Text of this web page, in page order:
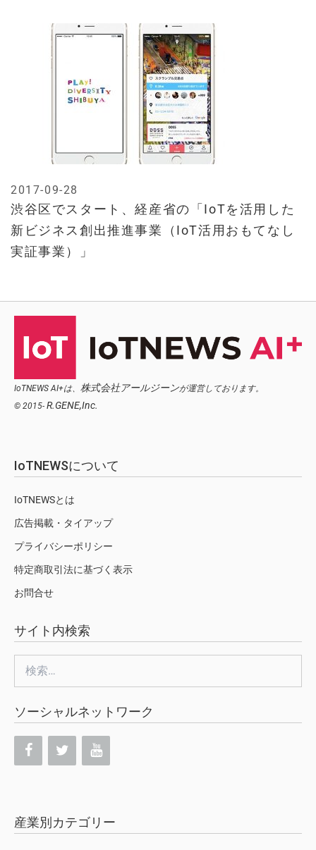
渋谷区でスタート、経産省の「IoTを活用した
新ビジネス創出推進事業（IoT活用おもてなし
実証事業）」
2017-09-28
IoTNEWS AI+は、 株式会社アールジーンが運営しております。
© 2015- R.GENE,Inc.
IoTNEWSについて
IoTNEWSとは
広告掲載・タイアップ
プライバシーポリシー
特定商取引法に基づく表示
お問合せ
サイト内検索
索:
ソーシャルネットワーク
産業別カテゴリー